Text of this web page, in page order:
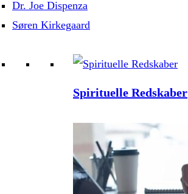
Dr. Joe Dispenza
Søren Kirkegaard
Spirituelle Redskaber